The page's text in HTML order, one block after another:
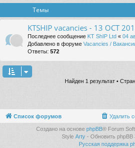
Темы
KTSHIP vacancies - 13 OCT
Последнее сообщение KT ShIP Ltd « 04
Добавлено в форуме Vacancies /
Ответы: 572
Найден 1 результат •
Список форумов Удалить
Создано на основе phpBB® Forum
Style Arty- Обновить phpBB
Русская поддержка